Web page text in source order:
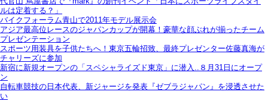
ルは定着する？」
バイクフォーラム青山で2011年モデル展示会
アジア最高位レースのジャパンカップが開幕！豪華な顔ぶれが揃ったチーム
プレゼンテーション
スポーツ用装具を子供たちへ！東京五輪招致、最終プレゼンター佐藤真海が
チャリーズに参加
新宿に新規オープンの「スペシャライズド東京」に潜入..８月31日にオープ
ン
自転車競技の日本代表、新ジャージを発表『ゼブラジャパン』を浸透させた
い